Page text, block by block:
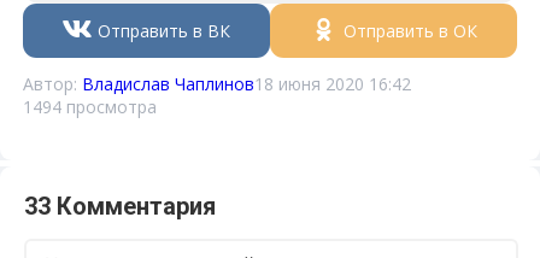
Отправить в ВК Отправить в ОК
Автор: Владислав Чаплинов18 июня 2020 16:42
1494 просмотра
33 Комментария